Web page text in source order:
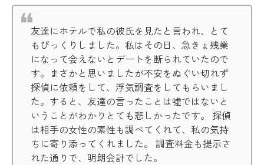
友達にホテルで私の彼氏を見たと言われ、とて
もびっくりしました。私はその日、急きょ残業
になって会えないとデートを断られていたので
す。まさかと思いましたが不安をぬぐい切れず
探偵に依頼をして、浮気調査をしてもらいまし
た。すると、友達の言ったことは嘘ではないと
いうことがわかりとても悲しかったです。 探偵
は相手の女性の素性も調べてくれて、私の気持
ちに寄り添ってくれました。 調査料金も提示さ
れた通りで、明朗会計でした。